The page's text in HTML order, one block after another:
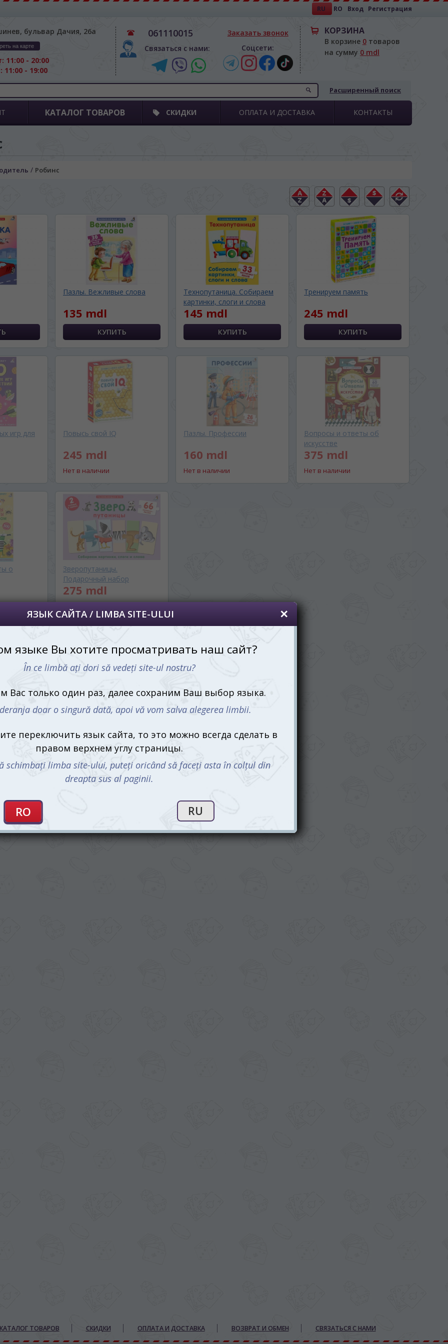
RU RO Вход Регистрация
бульвар Дачия, 26а
на карте
11:00 - 20:00
11:00 - 19:00
061110015
Связаться с нами:
Заказать звонок
Соцсети:
КОРЗИНА
В корзине 0товаров
на сумму 0 mdl
Расширенный поиск
КАТАЛОГ ТОВАРОВ СКИДКИ ОПЛАТА И ДОСТАВКА КОНТАКТЫ
/ Робинс
Пазлы. Вежливые слова
135 mdl
Технопутаница. Собираем
картинки, слоги и слова
145 mdl
Тренируем память
245 mdl
игр для
Повысь свой IQ
245 mdl
Нет в наличии
Пазлы. Профессии
160 mdl
Нет в наличии
Вопросы и ответы об
искусстве
375 mdl
Нет в наличии
о
Зверопутаницы.
Подарочный набор
275 mdl
КАТАЛОГ ТОВАРОВ СКИДКИ ОПЛАТА И ДОСТАВКА ВОЗВРАТ И ОБМЕН СВЯЗАТЬСЯ С НАМИ
SITE-ULUI
наш сайт?
site-ul nostru?
сохраним Ваш выбор языка.
apoi vă vom salva alegerea limbii.
страницы.
oricând să faceți asta în colțul din
paginii.